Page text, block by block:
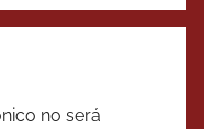
no será